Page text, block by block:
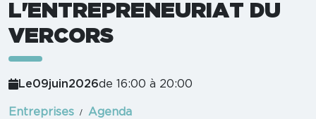
L'ENTREPRENEURIAT DU
VERCORS
Le09juin2026de 16:00 à 20:00
Entreprises
Agenda